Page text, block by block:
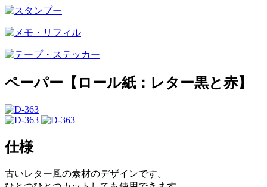
ペーパー【ロール紙：レター黒と赤】
仕様
古いレター風の素材のデザインです。